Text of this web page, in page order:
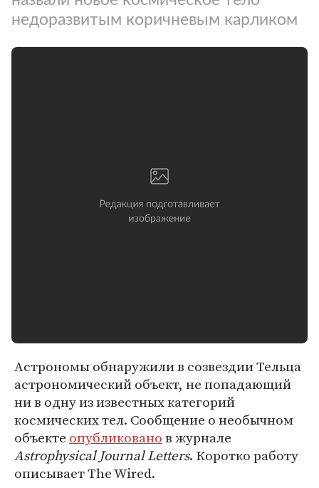
недоразвитым коричневым карликом
Астрономы обнаружили в созвездии Тельца
астрономический объект, не попадающий
ни в одну из известных категорий
космических тел. Сообщение о необычном
объекте опубликованов журнале
Astrophysical Journal Letters. Коротко работу
описывает The Wired.